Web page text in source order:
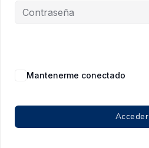
Mantenerme conectado
Acceder